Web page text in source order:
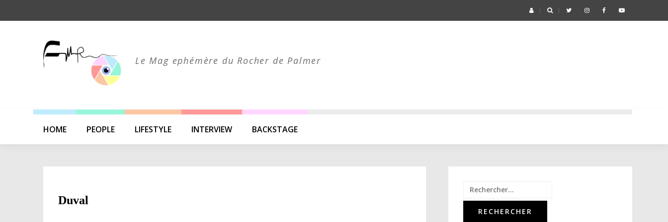
to
Le Mag ephémère du Rocher de Palmer
HOME PEOPLE LIFESTYLE INTERVIEW BACKSTAGE
Duval
Rechercher :